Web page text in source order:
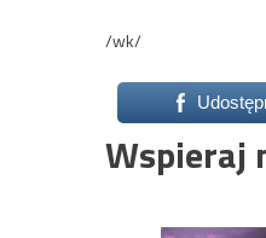
/wk/
Wspieraj